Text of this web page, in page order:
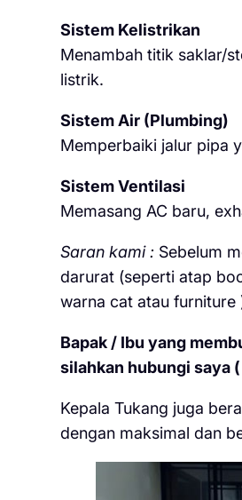
Sistem Kelistrikan
Menambah titik saklar/
listrik.
Sistem Air (Plumbing)
Memperbaiki jalur pipa
Sistem Ventilasi
Memasang AC baru,
Saran kami : Sebelum
darurat (seperti atap
warna cat atau furniture
Bapak / Ibu yang
silahkan hubungi saya
Kepala Tukang juga
dengan maksimal dan